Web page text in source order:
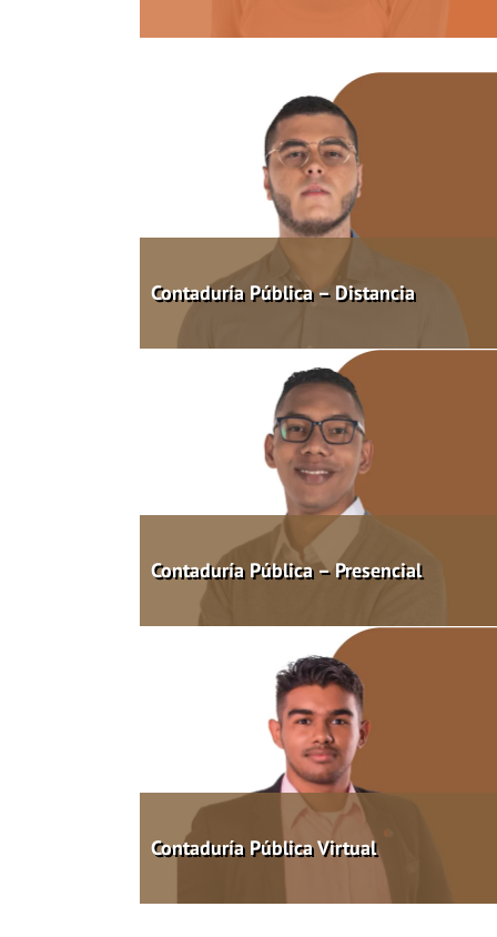
Contaduría Pública – Distancia
Contaduría Pública – Presencial
Contaduría Pública Virtual